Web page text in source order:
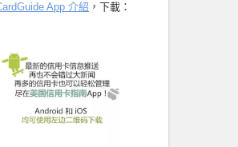
App 介紹 ，下載：